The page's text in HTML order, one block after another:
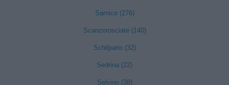
Sarnico (276)
Scanzorosciate (140)
Schilpario (32)
Sedrina (22)
Selvino (38)